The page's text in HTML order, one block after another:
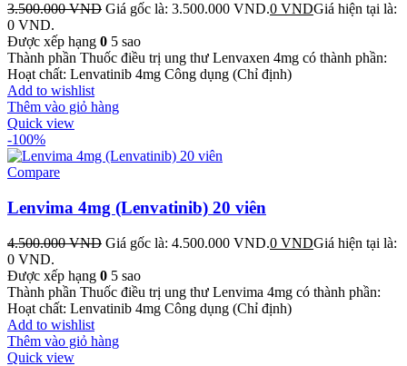
3.500.000VND Giá gốc là: 3.500.000 VND.0 VNDGiá hiện tại là:
0 VND.
Được xếp hạng 0 5 sao
Thành phần Thuốc điều trị ung thư Lenvaxen 4mg có thành phần:
Hoạt chất: Lenvatinib 4mg Công dụng (Chỉ định)
Add to wishlist
Thêm vào giỏ hàng
Quick view
-100%
Compare
Lenvima 4mg (Lenvatinib) 20 viên
4.500.000VND Giá gốc là: 4.500.000 VND.0 VNDGiá hiện tại là:
0 VND.
Được xếp hạng 0 5 sao
Thành phần Thuốc điều trị ung thư Lenvima 4mg có thành phần:
Hoạt chất: Lenvatinib 4mg Công dụng (Chỉ định)
Add to wishlist
Thêm vào giỏ hàng
Quick view